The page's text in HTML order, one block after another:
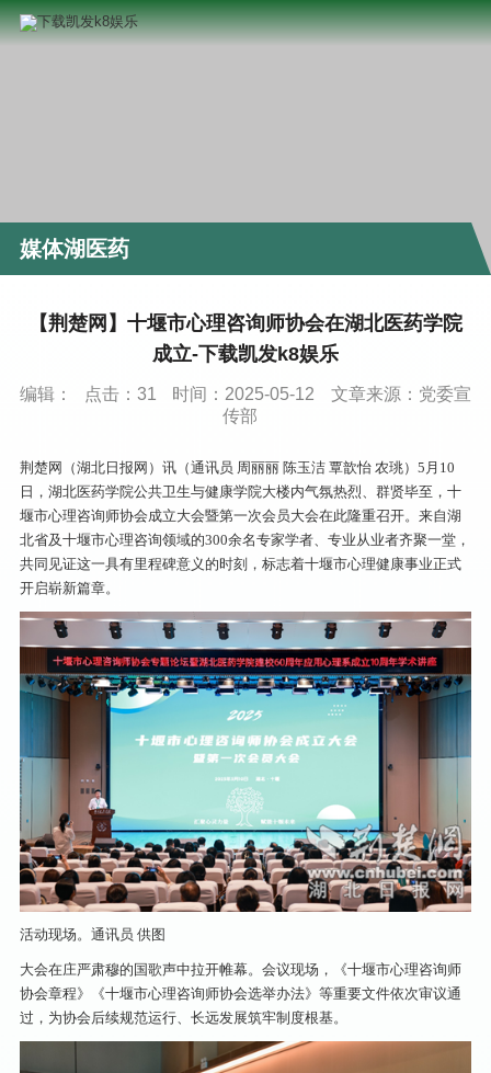
媒体湖医药
【荆楚网】十堰市心理咨询师协会在湖北医药学院
成立-下载凯发k8娱乐
编辑： 点击： 31 时间：2025-05-12
文章来源：党委宣
传部
荆楚网（湖北日报网）讯（通讯员 周丽丽 陈玉洁 覃歆怡 农珧）5月10
日，湖北医药学院公共卫生与健康学院大楼内气氛热烈、群贤毕至，十
堰市心理咨询师协会成立大会暨第一次会员大会在此隆重召开。来自湖
北省及十堰市心理咨询领域的300余名专家学者、专业从业者齐聚一堂，
共同见证这一具有里程碑意义的时刻，标志着十堰市心理健康事业正式
开启崭新篇章。
活动现场。通讯员 供图
大会在庄严肃穆的国歌声中拉开帷幕。会议现场，《十堰市心理咨询师
协会章程》《十堰市心理咨询师协会选举办法》等重要文件依次审议通
过，为协会后续规范运行、长远发展筑牢制度根基。